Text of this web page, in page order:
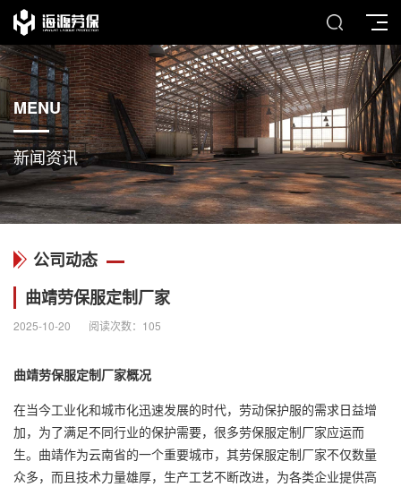
MENU
新闻资讯
公司动态
曲靖劳保服定制厂家
2025-10-20 阅读次数： 105
曲靖劳保服定制厂家概况
在当今工业化和城市化迅速发展的时代，劳动保护服的需求日益增
加，为了满足不同行业的保护需要，很多劳保服定制厂家应运而
生。曲靖作为云南省的一个重要城市，其劳保服定制厂家不仅数量
众多，而且技术力量雄厚，生产工艺不断改进，为各类企业提供高